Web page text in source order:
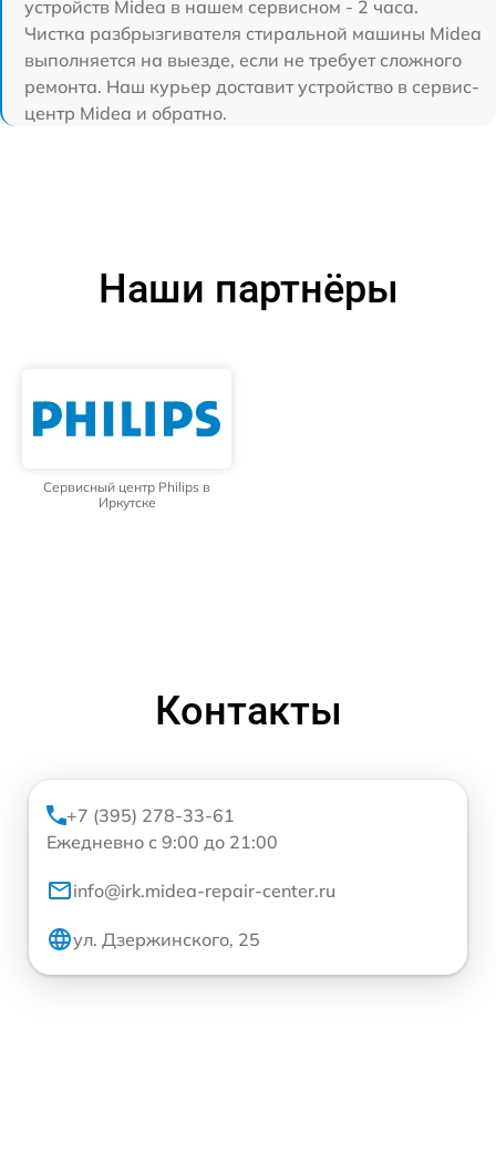
устройств Midea в нашем сервисном - 2 часа.
Чистка разбрызгивателя стиральной машины Midea
выполняется на выезде, если не требует сложного
ремонта. Наш курьер доставит устройство в сервис-
центр Midea и обратно.
Наши партнёры
Сервисный центр Philips в
Иркутске
Контакты
+7 (395) 278-33-61
Ежедневно с 9:00 до 21:00
info@irk.midea-repair-center.ru
ул. Дзержинского, 25